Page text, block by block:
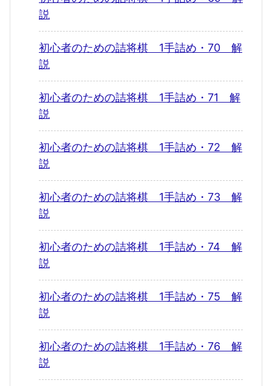
説
初心者のための詰将棋 1手詰め・70 解
説
初心者のための詰将棋 1手詰め・71 解
説
初心者のための詰将棋 1手詰め・72 解
説
初心者のための詰将棋 1手詰め・73 解
説
初心者のための詰将棋 1手詰め・74 解
説
初心者のための詰将棋 1手詰め・75 解
説
初心者のための詰将棋 1手詰め・76 解
説